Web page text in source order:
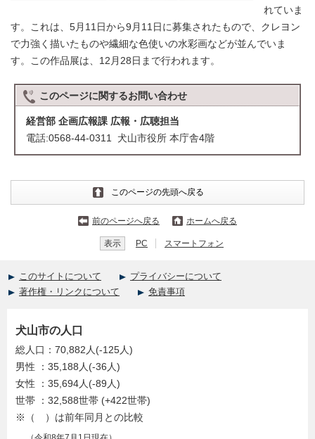
れていま
す。これは、5月11日から9月11日に募集されたもので、クレヨン
で力強く描いたものや繊細な色使いの水彩画などが並んでいま
す。この作品展は、12月28日まで行われます。
このページに関するお問い合わせ
経営部 企画広報課 広報・広聴担当
電話:0568-44-0311 犬山市役所 本庁舎4階
このページの先頭へ戻る
前のページへ戻る ホームへ戻る
表示 PC スマートフォン
このサイトについて
プライバシーについて
著作権・リンクについて
免責事項
犬山市の人口
総人口：70,882人(-125人)
男性 ：35,188人(-36人)
女性 ：35,694人(-89人)
世帯 ：32,588世帯 (+422世帯)
※（ ）は前年同月との比較